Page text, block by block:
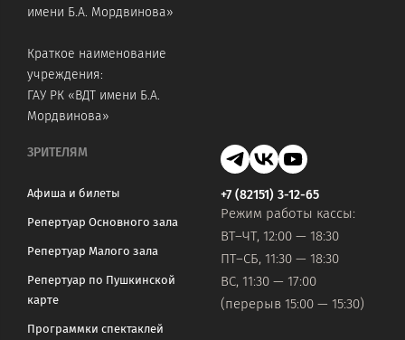
имени Б.А. Мордвинова»
Краткое наименование
учреждения:
ГАУ РК «ВДТ имени Б.А.
Мордвинова»
ЗРИТЕЛЯМ
Афиша и билеты
Репертуар Основного зала
Репертуар Малого зала
Репертуар по Пушкинской
карте
Программки спектаклей
+7 (82151) 3-12-65
Режим работы кассы:
ВТ–ЧТ, 12:00 — 18:30
ПТ–СБ, 11:30 — 18:30
ВС, 11:30 — 17:00
(перерыв 15:00 — 15:30)